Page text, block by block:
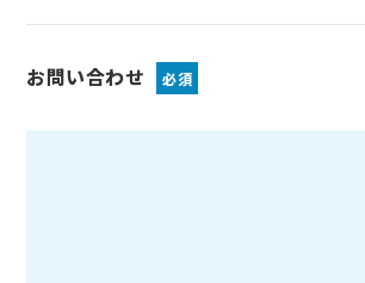
お問い合わせ 必須